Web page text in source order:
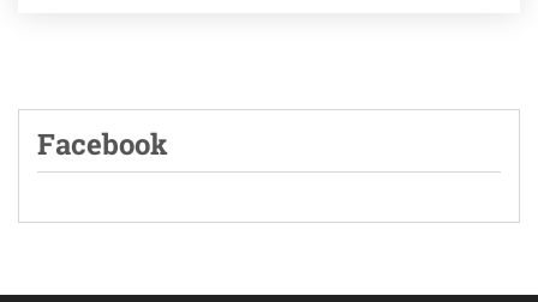
Facebook